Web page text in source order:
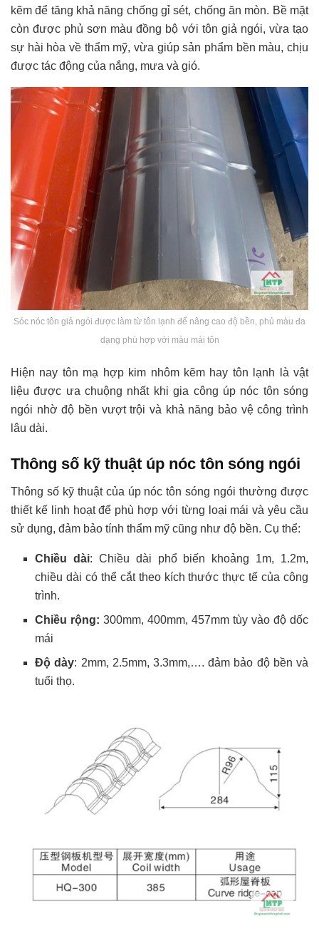
kẽm để tăng khả năng chống gỉ sét, chống ăn mòn. Bề mặt
còn được phủ sơn màu đồng bộ với tôn giả ngói, vừa tạo
sự hài hòa về thẩm mỹ, vừa giúp sản phẩm bền màu, chịu
được tác động của nắng, mưa và gió.
Sóc nóc tôn giả ngói được làm từ tôn lạnh để nâng cao độ bền, phủ màu đa
dạng phù hợp với màu mái tôn
Hiện nay tôn mạ hợp kim nhôm kẽm hay tôn lạnh là vật
liệu được ưa chuộng nhất khi gia công úp nóc tôn sóng
ngói nhờ độ bền vượt trội và khả năng bảo vệ công trình
lâu dài.
Thông số kỹ thuật úp nóc tôn sóng ngói
Thông số kỹ thuật của úp nóc tôn sóng ngói thường được
thiết kế linh hoạt để phù hợp với từng loại mái và yêu cầu
sử dụng, đảm bảo tính thẩm mỹ cũng như độ bền. Cụ thể:
Chiều dài: Chiều dài phổ biến khoảng 1m, 1.2m,
chiều dài có thể cắt theo kích thước thực tế của công
trình.
Chiều rộng:300mm, 400mm, 457mm tùy vào độ dốc
mái
Độ dày: 2mm, 2.5mm, 3.3mm,…. đảm bảo độ bền và
tuổi thọ.